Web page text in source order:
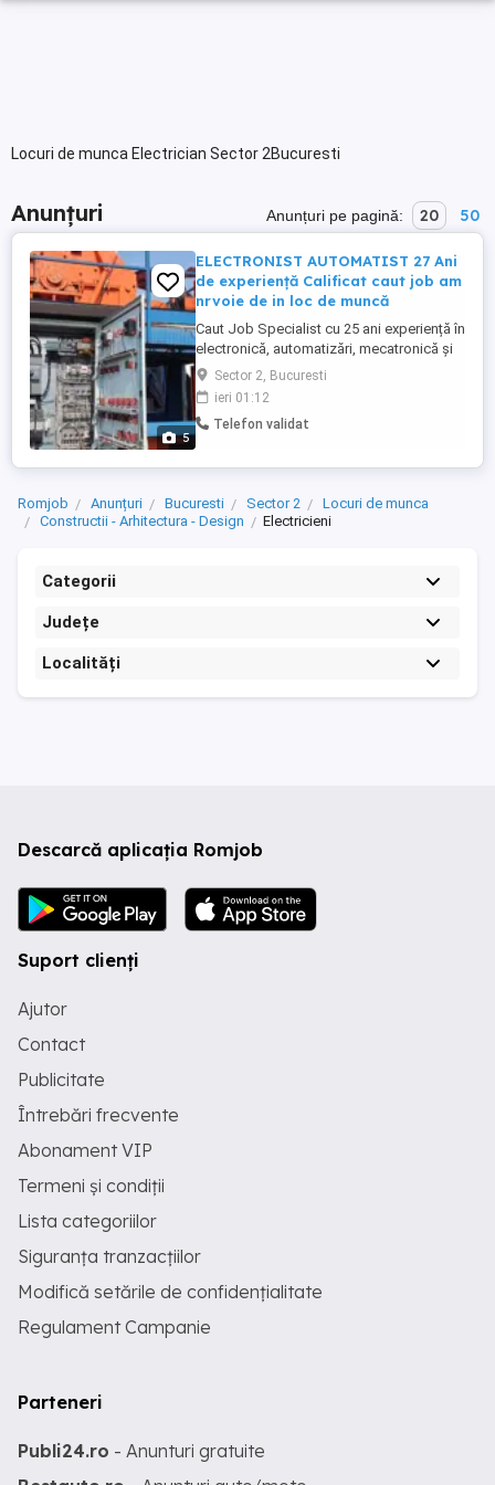
Locuri de munca Electrician Sector 2Bucuresti
Anunțuri Anunțuri pe pagină: 20 50
5
ELECTRONIST AUTOMATIST 27 Ani
de experiență Calificat caut job am
nrvoie de in loc de muncă
Caut Job Specialist cu 25 ani experiență în
electronică, automatizări, mecatronică și
reparații industriale Sunt un electronist cu
26 de ani de experiență practică în
depanarea și modernizarea sistemelor
industriale. Ofer soluții complete pentru
speciale și panouri ...
Sector 2, Bucuresti
ieri 01:12
Telefon validat
Romjob Anunțuri Bucuresti Sector 2
Locuri de munca
Constructii - Arhitectura - Design
Electricieni
Categorii
Județe
Localități
Descarcă aplicația Romjob
Suport clienți
Ajutor
Contact
Publicitate
Întrebări frecvente
Abonament VIP
Termeni și condiții
Lista categoriilor
Siguranța tranzacțiilor
Modifică setările de confidențialitate
Regulament Campanie
Parteneri
Publi24.ro - Anunturi gratuite